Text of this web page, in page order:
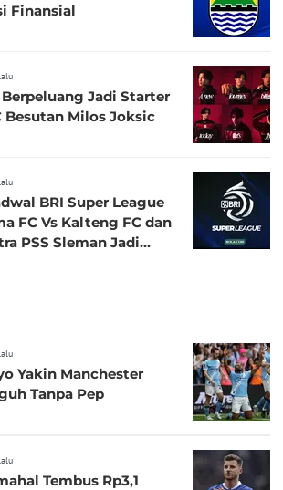
Finansial
Jadi Starter
Besutan Milos Joksic
BRI Super League
FC Vs Kalteng FC dan
PSS Sleman Jadi
Yakin Manchester
Tanpa Pep
Tembus Rp3,1